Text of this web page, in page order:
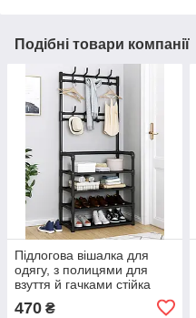
Подібні товари компанії
Підлогова вішалка для
одягу, з полицями для
взуття й гачками стійка
для речей стелаж Чорна
470 ₴